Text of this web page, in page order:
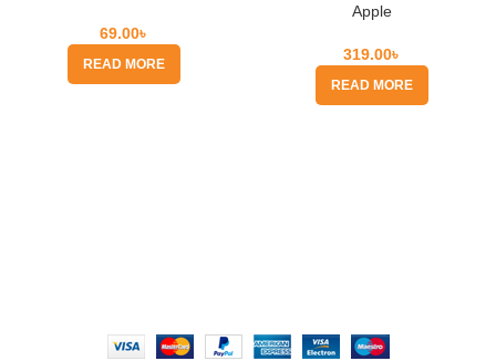
69.00৳
READ MORE
Apple
319.00৳
READ MORE